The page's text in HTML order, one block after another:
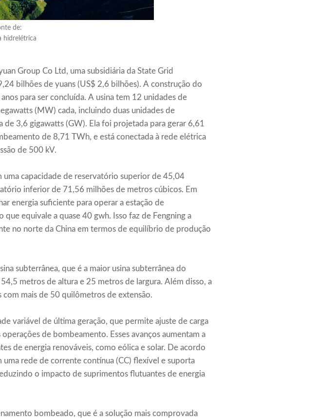
de:
hidrelétrica
Group Co Ltd, uma subsidiária da State Grid
bilhões de yuans (US$ 2,6 bilhões). A construção do
para ser concluída. A usina tem 12 unidades de
(MW) cada, incluindo duas unidades de
3,6 gigawatts (GW). Ela foi projetada para gerar 6,61
de 8,71 TWh, e está conectada à rede elétrica
de 500 kV.
capacidade de reservatório superior de 45,04
inferior de 71,56 milhões de metros cúbicos. Em
energia suficiente para operar a estação de
equivale a quase 40 gwh. Isso faz de Fengning a
no norte da China em termos de equilíbrio de produção
subterrânea, que é a maior usina subterrânea do
metros de altura e 25 metros de largura. Além disso, a
mais de 50 quilômetros de extensão.
variável de última geração, que permite ajuste de carga
de bombeamento. Esses avanços aumentam a
de energia renováveis, como eólica e solar. De acordo
rede de corrente contínua (CC) flexível e suporta
o impacto de suprimentos flutuantes de energia
bombeado, que é a solução mais comprovada